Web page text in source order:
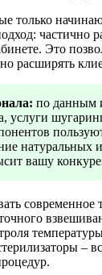
только
частично
Это
расширять
по данным
услуги
натуральных
вашу
современное
–